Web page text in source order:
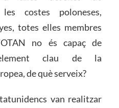
costes poloneses,
totes elles membres
no és capaç de
clau de la
de què serveix?
van realitzar